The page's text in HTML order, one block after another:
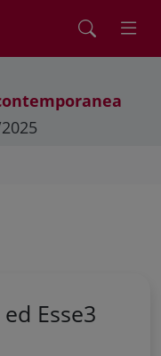
Esse3